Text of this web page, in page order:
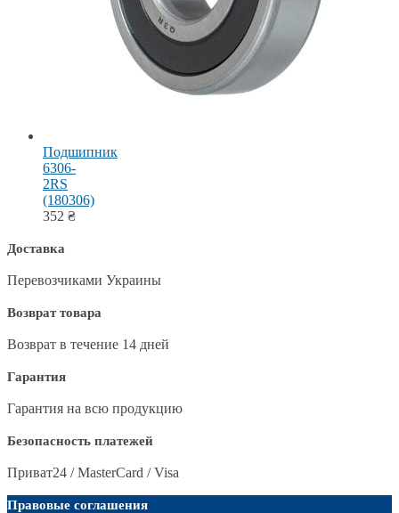
Подшипник
6306-
2RS
(180306)
352 ₴
Доставка
Перевозчиками Украины
Возврат товара
Возврат в течение 14 дней
Гарантия
Гарантия на всю продукцию
Безопасность платежей
Приват24 / MasterCard / Visa
Правовые соглашения